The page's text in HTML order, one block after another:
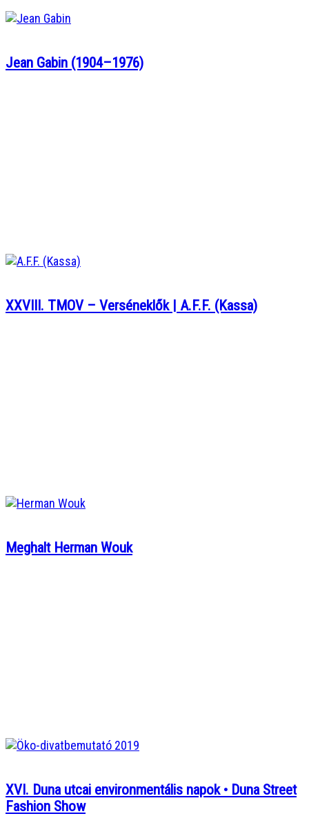
Jean Gabin (1904–1976)
XXVIII. TMOV – Verséneklők | A.F.F. (Kassa)
Meghalt Herman Wouk
XVI. Duna utcai environmentális napok • Duna Street
Fashion Show